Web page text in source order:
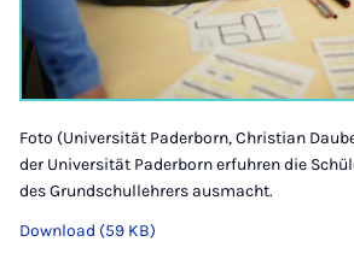
Foto (Universität Paderborn, Christian
der Universität Paderborn erfuhren die
des Grundschullehrers ausmacht.
Download (59 KB)